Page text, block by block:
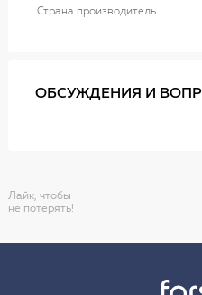
Страна производитель
ОБСУЖДЕНИЯ И
Лайк, чтобы
не потерять!